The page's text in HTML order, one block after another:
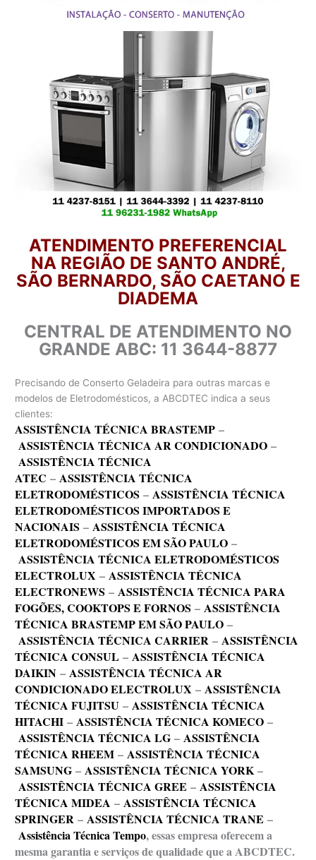
ATENDIMENTO PREFERENCIAL
NA REGIÃO DE SANTO ANDRÉ,
SÃO BERNARDO, SÃO CAETANO E
DIADEMA
CENTRAL DE ATENDIMENTO NO
GRANDE ABC: 11 3644-8877
Precisando de Conserto Geladeira para outras marcas e
modelos de Eletrodomésticos, a ABCDTEC indica a seus
clientes:
ASSISTÊNCIA TÉCNICA BRASTEMP –
ASSISTÊNCIA TÉCNICA AR CONDICIONADO –
ASSISTÊNCIA TÉCNICA
ATEC –ASSISTÊNCIA TÉCNICA
ELETRODOMÉSTICOS –ASSISTÊNCIA TÉCNICA
ELETRODOMÉSTICOS IMPORTADOS E
NACIONAIS –ASSISTÊNCIA TÉCNICA
ELETRODOMÉSTICOS EM SÃO PAULO –
ASSISTÊNCIA TÉCNICA ELETRODOMÉSTICOS
ELECTROLUX –ASSISTÊNCIA TÉCNICA
ELECTRONEWS –ASSISTÊNCIA TÉCNICA PARA
FOGÕES, COOKTOPS E FORNOS –ASSISTÊNCIA
TÉCNICA BRASTEMP EM SÃO PAULO –
ASSISTÊNCIA TÉCNICA CARRIER –ASSISTÊNCIA
TÉCNICA CONSUL –ASSISTÊNCIA TÉCNICA
DAIKIN –ASSISTÊNCIA TÉCNICA AR
CONDICIONADO ELECTROLUX –ASSISTÊNCIA
TÉCNICA FUJITSU –ASSISTÊNCIA TÉCNICA
HITACHI –ASSISTÊNCIA TÉCNICA KOMECO –
ASSISTÊNCIA TÉCNICA LG –ASSISTÊNCIA
TÉCNICA RHEEM –ASSISTÊNCIA TÉCNICA
SAMSUNG –ASSISTÊNCIA TÉCNICA YORK–
ASSISTÊNCIA TÉCNICA GREE –ASSISTÊNCIA
TÉCNICA MIDEA –ASSISTÊNCIA TÉCNICA
SPRINGER –ASSISTÊNCIA TÉCNICA TRANE –
Assistência Técnica Tempo, essas empresa oferecem a
mesma garantia e serviços de qualidade que a ABCDTEC.